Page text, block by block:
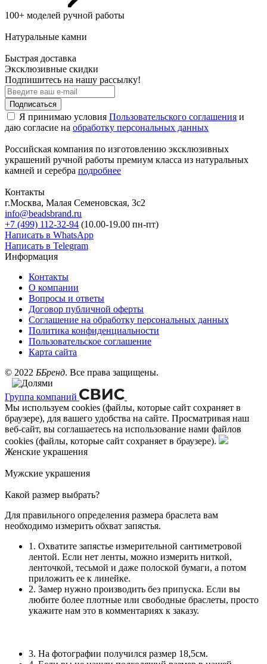
100+ моделей ручной работы
Натуральные камни
Быстрая доставка
Эксклюзивные скидки
Подпишитесь на нашу рассылку!
Подписаться
Я принимаю условия Пользовательского соглашения и
даю согласие на обработку персональных данных
Российская компания по изготовлению эксклюзивных
украшений ручной работы премиум класса из натуральных
камней и серебра подробнее
Контакты
г.Москва, Малая Семеновская, 3с2
info@beadsbrand.ru
+7 (499) 112-32-94 (10.00-19.00 пн-пт)
Написать в WhatsApp
Написать в Telegram
Информация
Контакты
О компании
Вопросы и ответы
Договор публичной оферты
Соглашение на обработку персональных данных
Политика конфиденциальности
Пользовательское соглашение
Карта сайта
© 2022 ББренд. Все права защищены.
Группа компаний
Мы используем cookies (файлы, которые сайт сохраняет в
браузере), для вашего удобства на сайте. Просматривая наш
веб-сайт, вы соглашаетесь на использование нами файлов
cookies (файлы, которые сайт сохраняет в браузере).
Женские украшения
Мужские украшения
Какой размер выбрать?
Для правильного определения размера браслета вам
необходимо измерить обхват запястья.
1. Охватите запястье измерительной сантиметровой
лентой. Если нет ленты, можно измерить ниткой,
ленточкой, тесьмой и даже полоской бумаги, а потом
приложить ее к линейке.
2. Замер нужно производить без припуска. Если вы
любите более плотные или свободные браслеты, просто
укажите нам это в комментариях к заказу.
3. На фотографии получился размер 18,5см.